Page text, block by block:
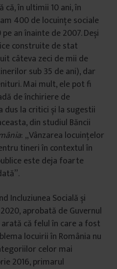
în ultimii 10 ani, în
400 de locuințe sociale
an înainte de 2007. Deși
construite de stat
câteva zeci de mii de
sub 35 de ani), dar
Mai mult, ele pot fi
de închiriere de
dus la critici și la sugestii
din studiul Băncii
: „Vânzarea locuințelor
tineri în contextul în
este deja foarte
Incluziunea Socială și
aprobată de Guvernul
că felul în care a fost
locuirii în România nu
celor mai
2016, primarul